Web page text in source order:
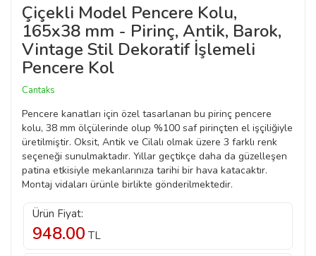
Çiçekli Model Pencere Kolu,
165x38 mm - Pirinç, Antik, Barok,
Vintage Stil Dekoratif İşlemeli
Pencere Kol
Cantaks
Pencere kanatları için özel tasarlanan bu pirinç pencere
kolu, 38 mm ölçülerinde olup %100 saf pirinçten el işçiliğiyle
üretilmiştir. Oksit, Antik ve Cilalı olmak üzere 3 farklı renk
seçeneği sunulmaktadır. Yıllar geçtikçe daha da güzelleşen
patina etkisiyle mekanlarınıza tarihi bir hava katacaktır.
Montaj vidaları ürünle birlikte gönderilmektedir.
Ürün Fiyat:
948.00 TL